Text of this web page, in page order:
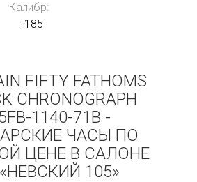
Калибр:
F185
FIFTY FATHOMS
CHRONOGRAPH
1140-71B -
ЧАСЫ ПО
ЦЕНЕ В САЛОНЕ
105»